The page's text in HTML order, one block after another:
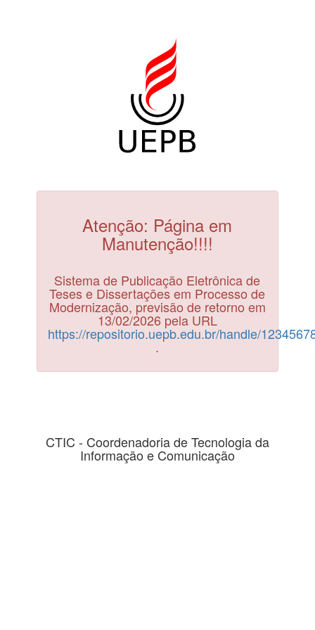
Atenção: Página em
Manutenção!!!!
Sistema de Publicação Eletrônica de
Teses e Dissertações em Processo de
Modernização, previsão de retorno em
13/02/2026 pela URL
https://repositorio.uepb.edu.br/handle/
.
CTIC - Coordenadoria de Tecnologia da
Informação e Comunicação